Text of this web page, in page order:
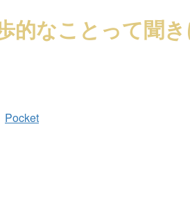
的なことって聞
Pocket